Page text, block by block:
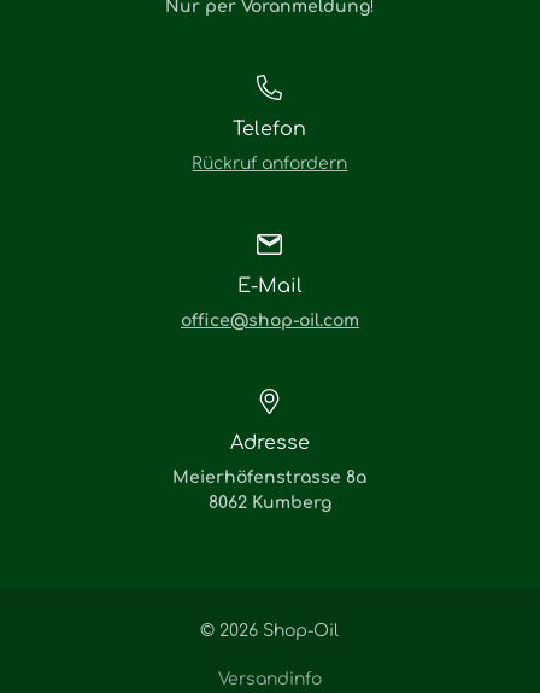
Nur per Voranmeldung!
Telefon
Rückruf anfordern
E-Mail
office@shop-oil.com
Adresse
Meierhöfenstrasse 8a
8062 Kumberg
© 2026 Shop-Oil
Versandinfo